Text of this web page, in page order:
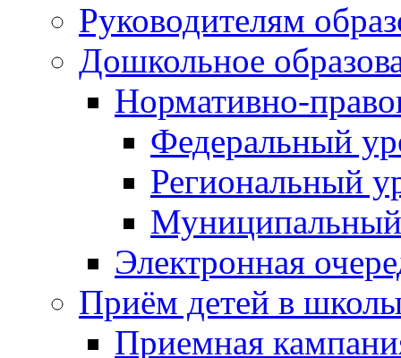
Руководителям
Дошкольное
Нормативно-
Федеральный
Региональный
Электронная
Приём детей в
Приемная